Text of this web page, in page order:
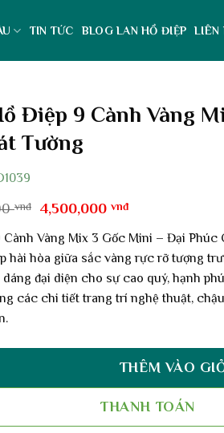
TIN TỨC BLOG LAN HỒ ĐIỆP LIÊN
Điệp 9 Cành Vàng
Tường
vnđ
Giá
là:
5,500,000 vnđ.
4,500,000vnđGiá
tại
4,500,000 vnđ.
Cành Vàng Mix 3 Gốc Mini – Đại Phúc
hài hòa giữa sắc vàng rực rỡ tượng
đại diện cho sự cao quý, hạnh
các chi tiết trang trí nghệ thuật,
Vàng Mix 3 Gốc Mini – Đại Phúc Cát
THÊM VÀO
THANH TOÁN